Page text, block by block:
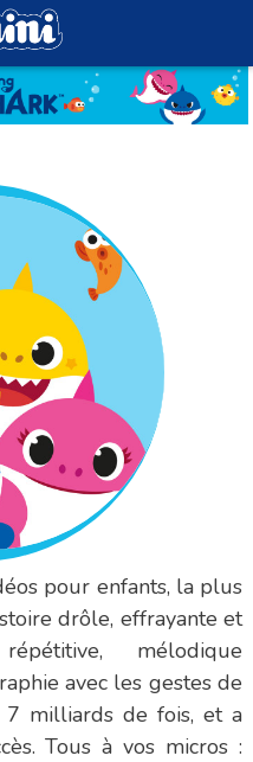
pour enfants, la plus
drôle, effrayante et
mélodique
avec les gestes de
milliards de fois, et a
Tous à vos micros :